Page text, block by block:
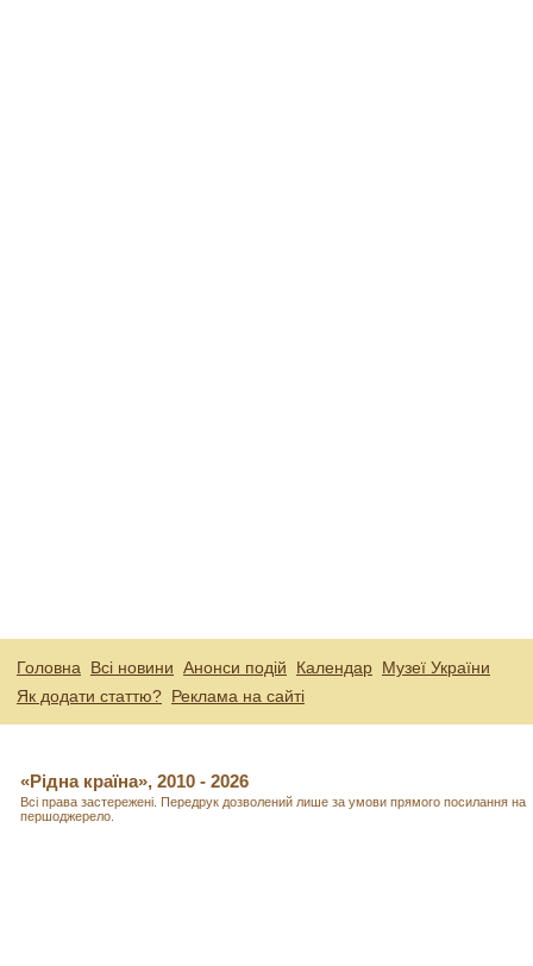
Головна Всі новини Анонси подій Календар Музеї України
Як додати статтю? Реклама на сайті
«Рідна країна», 2010 - 2026
Всі права застережені. Передрук дозволений лише за умови прямого посилання на
першоджерело.